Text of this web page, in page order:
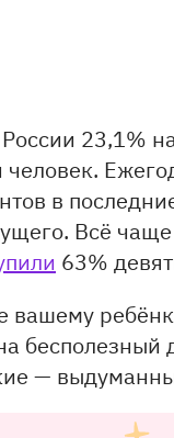
России 23,1%
в
Всё
63%
вашему
—